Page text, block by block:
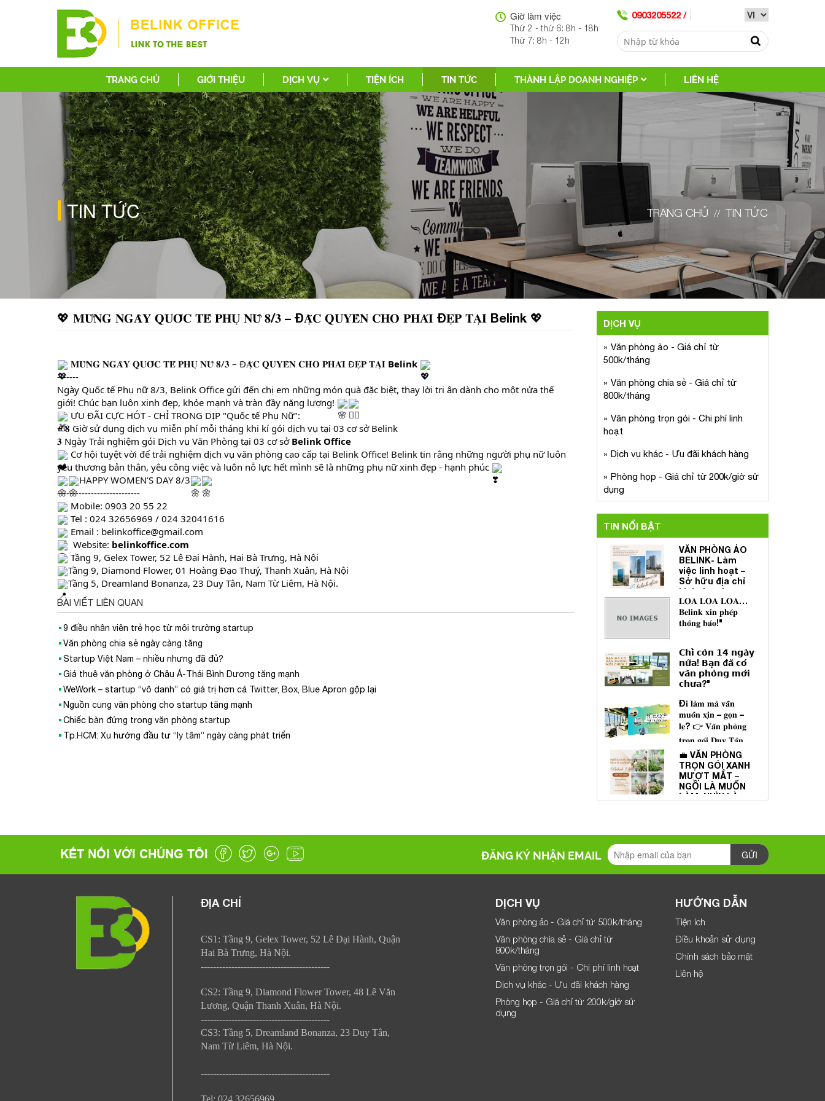
0903205522 /
Giờ làm việc
Thứ 2 - thứ 6: 8h - 18h
Thứ 7: 8h - 12h
TRANG CHỦ GIỚI THIỆU DỊCH VỤ TIỆN ÍCH TIN TỨC THÀNH LẬP DOANH NGHIỆP LIÊN HỆ
TIN TỨC TRANG CHỦ // TIN TỨC
💖 𝐌𝐔̛̀𝐍𝐆 𝐍𝐆𝐀̀𝐘 𝐐𝐔𝐎̂́𝐂 𝐓𝐄̂́ 𝐏𝐇𝐔̣ 𝐍𝐔̛̃ 𝟖/𝟑 – Đ𝐀̣̆𝐂 𝐐𝐔𝐘𝐄̂̀𝐍 𝐂𝐇𝐎 𝐏𝐇𝐀́𝐈 Đ𝐄̣𝐏 𝐓𝐀̣𝐈 Belink 💖
𝐌𝐔̛̀𝐍𝐆 𝐍𝐆𝐀̀𝐘 𝐐𝐔𝐎̂́𝐂 𝐓𝐄̂́ 𝐏𝐇𝐔̣ 𝐍𝐔̛̃ 𝟖/𝟑 – Đ𝐀̣̆𝐂 𝐐𝐔𝐘𝐄̂̀𝐍 𝐂𝐇𝐎 𝐏𝐇𝐀́𝐈 Đ𝐄̣𝐏 𝐓𝐀̣𝐈 Belink
-------
Ngày Quốc tế Phụ nữ 8/3, Belink Office gửi đến chị em những món quà đặc biệt, thay lời tri ân dành cho một nửa thế
giới! Chúc bạn luôn xinh đẹp, khỏe mạnh và tràn đầy năng lượng!
ƯU ĐÃI CỰC HÓT - CHỈ TRONG DỊP "Quốc tế Phụ Nữ":
+ 𝟖 Giờ sử dụng dịch vụ miễn phí mỗi tháng khi kí gói dịch vụ tại 03 cơ sở Belink
𝟑 Ngày Trải nghiệm gói Dịch vụ Văn Phòng tại 03 cơ sở Belink Office
Cơ hội tuyệt vời để trải nghiệm dịch vụ văn phòng cao cấp tại Belink Office! Belink tin rằng những người phụ nữ luôn
yêu thương bản thân, yêu công việc và luôn nỗ lực hết mình sẽ là những phụ nữ xinh đẹp - hạnh phúc
HAPPY WOMEN’S DAY 8/3
---------------------------
Mobile: 0903 20 55 22
Tel : 024 32656969 / 024 32041616
Email : belinkoffice@gmail.com
  Website:
belinkoffice.com
Tầng 9, Gelex Tower, 52 Lê Đại Hành, Hai Bà Trưng, Hà Nội
Tầng 9, Diamond Flower, 01 Hoàng Đạo Thuý, Thanh Xuân, Hà Nội
Tầng 5, Dreamland Bonanza, 23 Duy Tân, Nam Từ Liêm, Hà Nội.
BÀI VIẾT LIÊN QUAN
9 điều nhân viên trẻ học từ môi trường startup
Văn phòng chia sẻ ngày càng tăng
Startup Việt Nam – nhiều nhưng đã đủ?
Giá thuê văn phòng ở Châu Á-Thái Bình Dương tăng mạnh
WeWork – startup “vô danh” có giá trị hơn cả Twitter, Box, Blue Apron gộp lại
Nguồn cung văn phòng cho startup tăng mạnh
Chiếc bàn đứng trong văn phòng startup
Tp.HCM: Xu hướng đầu tư “ly tâm” ngày càng phát triển
DỊCH VỤ
Văn phòng ảo - Giá chỉ từ
500k/tháng
Văn phòng chia sẻ - Giá chỉ từ
800k/tháng
Văn phòng trọn gói - Chi phí linh
hoạt
Dịch vụ khác - Ưu đãi khách hàng
Phòng họp - Giá chỉ từ 200k/giờ sử
dụng
TIN NỔI BẬT
VĂN PHÒNG ẢO
BELINK- Làm
việc linh hoạt –
Sở hữu địa chỉ
kinh doanh uy
tín"
𝐋𝐎𝐀 𝐋𝐎𝐀 𝐋𝐎𝐀…
𝐁𝐞𝐥𝐢𝐧𝐤 𝐱𝐢𝐧 𝐩𝐡𝐞́𝐩
𝐭𝐡𝐨̂𝐧𝐠 𝐛𝐚́𝐨!"
𝗖𝗵𝗶̉ 𝗰𝗼̀𝗻 𝟭𝟰 𝗻𝗴𝗮̀𝘆
𝗻𝘂̛̃𝗮! 𝗕𝗮̣𝗻 đ𝗮̃ 𝗰𝗼́
𝘃𝗮̆𝗻 𝗽𝗵𝗼̀𝗻𝗴 𝗺𝗼̛́𝗶
𝗰𝗵𝘂̛𝗮?"
Đ𝐢 𝐥𝐚̀𝐦 𝐦𝐚̀ 𝐯𝐚̂̃𝐧
𝐦𝐮𝐨̂́𝐧 𝐱𝐢̣𝐧 – 𝐠𝐨̣𝐧 –
𝐥𝐞̣? 👉 𝐕𝐚̆𝐧 𝐩𝐡𝐨̀𝐧𝐠
𝐭𝐫𝐨̣𝐧 𝐠𝐨́𝐢 𝐃𝐮𝐲 𝐓𝐚̂𝐧
𝐬𝐢𝐧𝐡 𝐫𝐚 𝐥𝐚̀ 𝐝𝐚̀𝐧𝐡 𝐜𝐡𝐨
𝐛𝐚̣𝐧 đ𝐚̂𝐲!"
💼 VĂN PHÒNG
TRỌN GÓI XANH
MƯỢT MẮT –
NGỒI LÀ MUỐN
LÀM, NHÌN LÀ
KẾT NỐI VỚI CHÚNG TÔI ĐĂNG KÝ NHẬN EMAIL
ĐỊA CHỈ
CS1: Tầng 9, Gelex Tower, 52 Lê Đại Hành, Quận
Hai Bà Trưng, Hà Nội.
------------------------------------------
CS2: Tầng 9, Diamond Flower Tower, 48 Lê Văn
Lương, Quận Thanh Xuân, Hà Nội.
------------------------------------------
CS3: Tầng 5, Dreamland Bonanza, 23 Duy Tân,
Nam Từ Liêm, Hà Nội.
------------------------------------------
DỊCH VỤ
Văn phòng ảo - Giá chỉ từ 500k/tháng
Văn phòng chia sẻ - Giá chỉ từ
800k/tháng
Văn phòng trọn gói - Chi phí linh hoạt
Dịch vụ khác - Ưu đãi khách hàng
Phòng họp - Giá chỉ từ 200k/giờ sử
dụng
HƯỚNG DẪN
Tiện ích
Điều khoản sử dụng
Chính sách bảo mật
Liên hệ